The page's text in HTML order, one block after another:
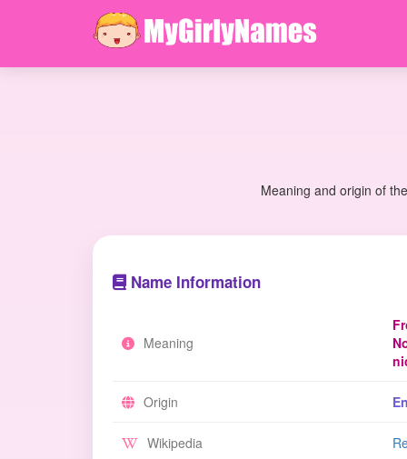
Meaning and origin of
Name Information
Meaning
Origin
Wikipedia